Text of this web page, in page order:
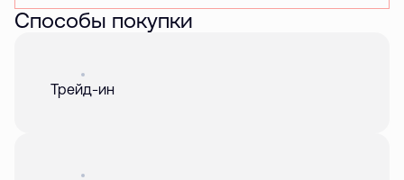
Способы покупки
Трейд-ин